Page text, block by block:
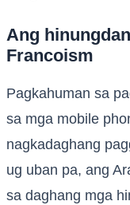
Ang
Francoism
Pagkahuman sa
sa mga mobile
nagkadaghang
ug uban pa, ang
sa daghang mga